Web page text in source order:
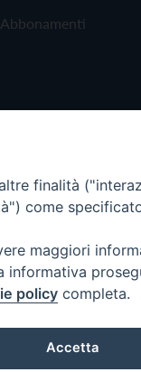
Abbonamenti
finalità
come
maggiori
informativa
policy completa.
Accetta